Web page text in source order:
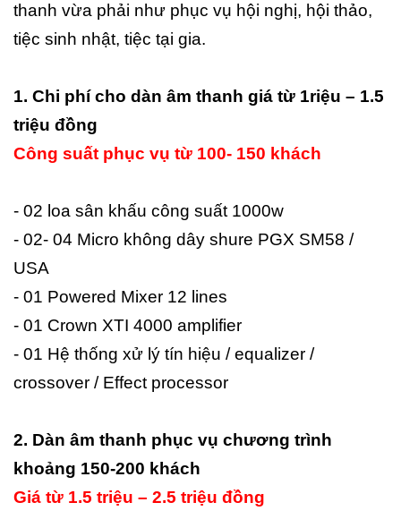
thanh vừa phải như phục vụ hội nghị, hội thảo,
tiệc sinh nhật, tiệc tại gia.
1. Chi phí cho dàn âm thanh giá từ 1riệu – 1.5
triệu đồng
Công suất phục vụ từ 100- 150 khách
- 02 loa sân khấu công suất 1000w
- 02- 04 Micro không dây shure PGX SM58 /
USA
- 01 Powered Mixer 12 lines
- 01 Crown XTI 4000 amplifier
- 01 Hệ thống xử lý tín hiệu / equalizer /
crossover / Effect processor
2. Dàn âm thanh phục vụ chương trình
khoảng 150-200 khách
Giá từ 1.5 triệu – 2.5 triệu đồng